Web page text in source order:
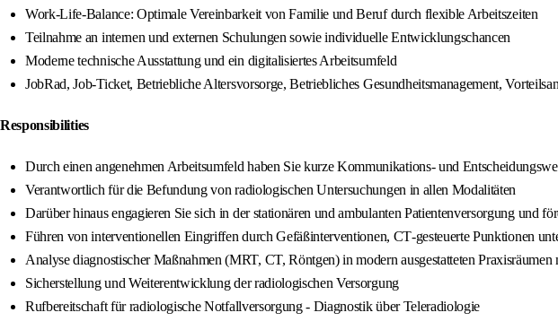
Work‑Life‑Balance: Optimale Vereinbarkeit von Familie und Beruf durch flexible Arbeitszeiten
Teilnahme an internen und externen Schulungen sowie individuelle Entwicklungschancen
Moderne technische Ausstattung und ein digitalisiertes Arbeitsumfeld
JobRad, Job‑Ticket, Betriebliche Altersvorsorge, Betriebliches Gesundheitsmanagement,
Responsibilities
Durch einen angenehmen Arbeitsumfeld haben Sie kurze Kommunikations- und
Verantwortlich für die Befundung von radiologischen Untersuchungen in allen Modalitäten
Darüber hinaus engagieren Sie sich in der stationären und ambulanten Patientenversorgung und
Führen von interventionellen Eingriffen durch Gefäßinterventionen, CT‑gesteuerte Punktionen
Analyse diagnostischer Maßnahmen (MRT, CT, Röntgen) in modern ausgestatteten Praxisräumen
Sicherstellung und Weiterentwicklung der radiologischen Versorgung
Rufbereitschaft für radiologische Notfallversorgung - Diagnostik über Teleradiologie